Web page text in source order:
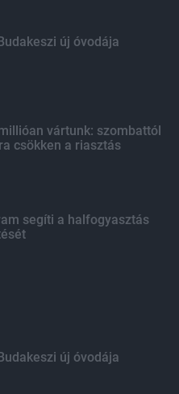
új óvodája
vártunk: szombattól
csökken a riasztás
segíti a halfogyasztás
új óvodája